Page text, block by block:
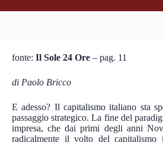
fonte: Il Sole 24 Ore – pag. 11
di Paolo Bricco
E adesso? Il capitalismo italiano sta
passaggio strategico. La fine del
impresa, che dai primi degli anni
radicalmente il volto del capitalismo